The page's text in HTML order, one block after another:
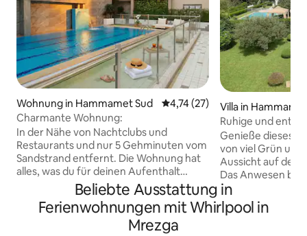
Wohnung in Hammamet Sud Durchschnittliche Bewertung:
4,74 (27)
Charmante Wohnung:
In der Nähe von Nachtclubs und
Restaurants und nur 5 Gehminuten vom
Sandstrand entfernt. Die Wohnung hat
alles, was du für deinen Aufenthalt
brauchst. Sie ist elegant eingerichtet
und mit hochwertigen Möbeln
ausgestattet. Die Unterkunft ist perfekt
für eine Familie oder eine Gruppe, da sie
Villa in
Ruhige und
Schlafzimmern
Genieße dieses
von viel Grün
Aussicht auf den
Das Anwesen
Stadtrand, 8 km
Golfplätzen, 45
Minuten vom
Beliebte Ausstattung in
Ferienwohnungen mit Whirlpool in
Mrezga